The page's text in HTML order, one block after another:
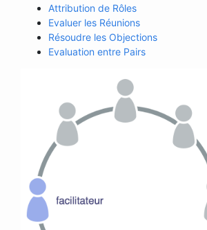
Attribution de Rôles
Evaluer les Réunions
Résoudre les Objections
Evaluation entre Pairs